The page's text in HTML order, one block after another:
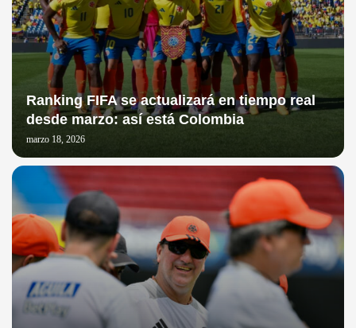
Ranking FIFA se actualizará en tiempo real
desde marzo: así está Colombia
marzo 18, 2026